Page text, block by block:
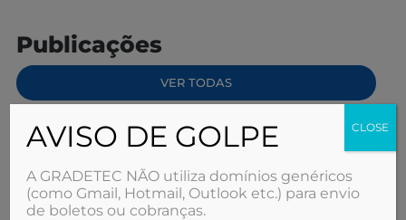
Publicações
VER TODAS
AVISO DE GOLPE
A GRADETEC NÃO utiliza domínios genéricos
(como Gmail, Hotmail, Outlook etc.) para envio
de boletos ou cobranças.
CLOSE